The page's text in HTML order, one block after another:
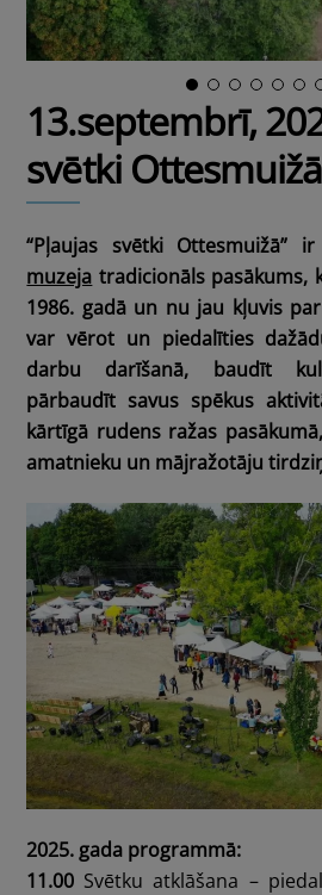
13.septembrī,
svētki
“Pļaujas svētki Ottesmuižā” ir
muzeja tradicionāls pasākums,
1986. gadā un nu jau kļuvis
var vērot un piedalīties
darbu darīšanā, baudīt
pārbaudīt savus spēkus
kārtīgā rudens ražas
amatnieku un mājražotāju
2025. gada programmā:
11.00 Svētku atklāšana –